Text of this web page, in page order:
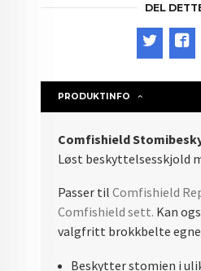
DEL
PRODUKTINFO
Comfishield
Løst beskyttelsesskjold
Passer tilComfishield
Comfishield sett. Kan
valgfritt brokkbelte
Beskytter stomien i